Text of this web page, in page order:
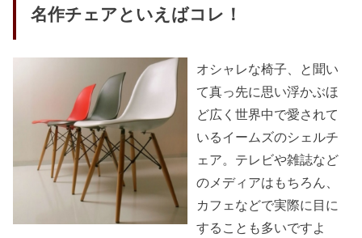
名作チェアといえばコレ！
オシャレな椅子、と聞い
て真っ先に思い浮かぶほ
ど広く世界中で愛されて
いるイームズのシェルチ
ェア。テレビや雑誌など
のメディアはもちろん、
カフェなどで実際に目に
することも多いですよ